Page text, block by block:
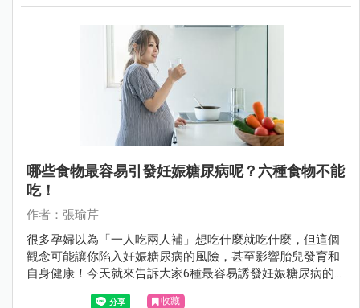
哪些食物最容易引發妊娠糖尿病呢？六種食物不能
吃！
作者：張瑜芹
很多孕婦以為「一人吃兩人補」想吃什麼就吃什麼，但這個
觀念可能讓你陷入妊娠糖尿病的風險，甚至影響胎兒發育和
自身健康！今天就來告訴大家6種最容易誘發妊娠糖尿病的
食物，幫助準媽媽們建立完整的孕期飲食安全意識！
收藏